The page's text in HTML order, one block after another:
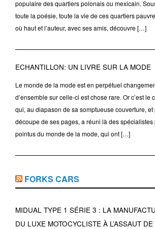
populaire des quartiers polonais ou mexicain.
toute la poésie, toute la vie de ces quartiers
où haut et l’auteur, avec ses amis, découvre […]
ECHANTILLON: UN LIVRE SUR LA MODE
Le monde de la mode est en perpétuel
d’ensemble sur celle-ci est chose rare. Or c’est le
qui, au diapason de sa somptueuse couverture, et
découpe de ses pages, a réuni là des
pointus du monde de la mode, qui ont […]
FORKS CARS
MIDUAL TYPE 1 SÉRIE 3 : LA
DU LUXE MOTOCYCLISTE À L’ASSAUT